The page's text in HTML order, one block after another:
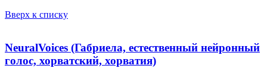
Вверх к списку
NeuralVoices (Габриела, естественный нейронный
голос, хорватский, хорватия)